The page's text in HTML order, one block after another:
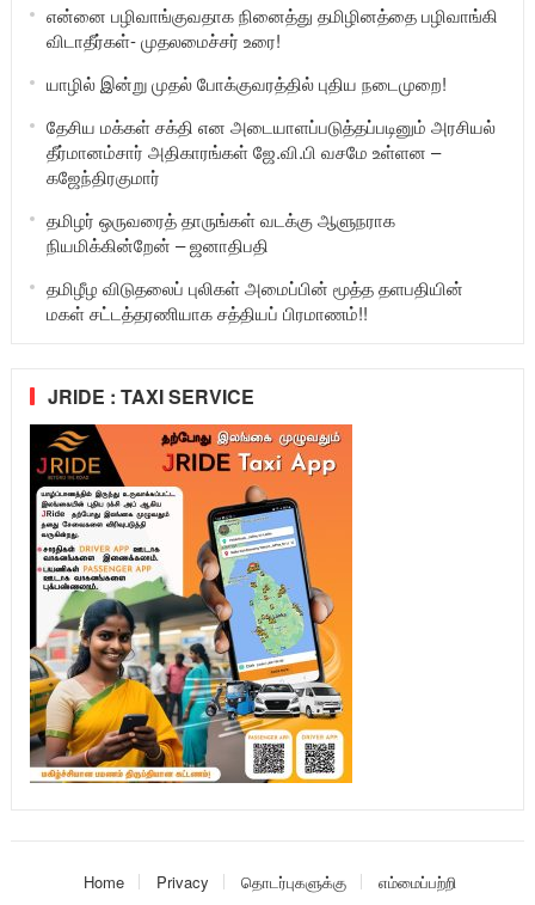
என்னை பழிவாங்குவதாக நினைத்து தமிழினத்தை பழிவாங்கி
விடாதீர்கள்- முதலமைச்சர் உரை!
யாழில் இன்று முதல் போக்குவரத்தில் புதிய நடைமுறை!
தேசிய மக்கள் சக்தி என அடையாளப்படுத்தப்படினும் அரசியல்
தீர்மானம்சார் அதிகாரங்கள் ஜே.வி.பி வசமே உள்ளன –
கஜேந்திரகுமார்
தமிழர் ஒருவரைத் தாருங்கள் வடக்கு ஆளுநராக
நியமிக்கின்றேன் – ஜனாதிபதி
தமிழீழ விடுதலைப் புலிகள் அமைப்பின் மூத்த தளபதியின்
மகள் சட்டத்தரணியாக சத்தியப் பிரமாணம்!!
JRIDE : TAXI SERVICE
Home Privacy தொடர்புகளுக்கு எம்மைப்பற்றி